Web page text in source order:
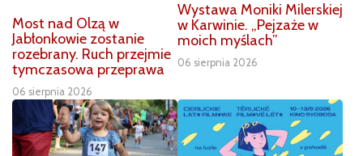
Most nad Olzą w
Jabłonkowie zostanie
rozebrany. Ruch przejmie
tymczasowa przeprawa
06 sierpnia 2026
Wystawa Moniki Milerskiej
w Karwinie. „Pejzaże w
moich myślach”
06 sierpnia 2026